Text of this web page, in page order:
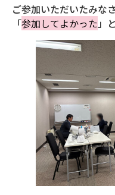
ご参加いただいたみな
「参加してよかった」